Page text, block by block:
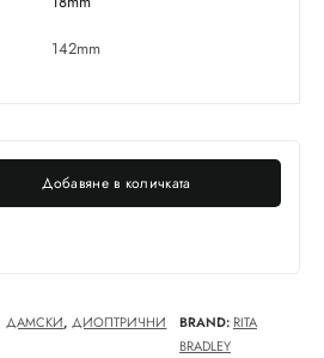
142mm
Добавяне в количката
ДАМСКИ,ДИОПТРИЧНИ
BRAND: RITA
BRADLEY